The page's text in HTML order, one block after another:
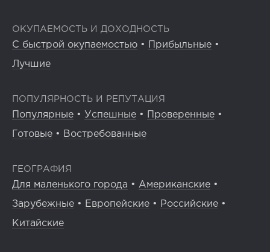
ОКУПАЕМОСТЬ И ДОХОДНОСТЬ
С быстрой окупаемостью • Прибыльные •
Лучшие
ПОПУЛЯРНОСТЬ И РЕПУТАЦИЯ
Популярные • Успешные • Проверенные •
Готовые • Востребованные
ГЕОГРАФИЯ
Для маленького города • Американские •
Зарубежные • Европейские • Российские •
Китайские